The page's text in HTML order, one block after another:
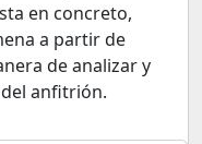
en concreto,
a partir de
de analizar y
anfitrión.